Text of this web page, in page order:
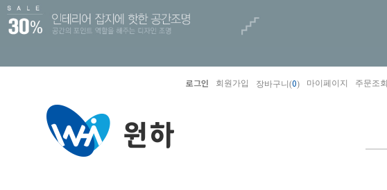
로그인 회원가입 장바구니(0) 마이페이지 주문조회